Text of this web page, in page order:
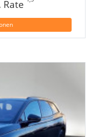
Rate